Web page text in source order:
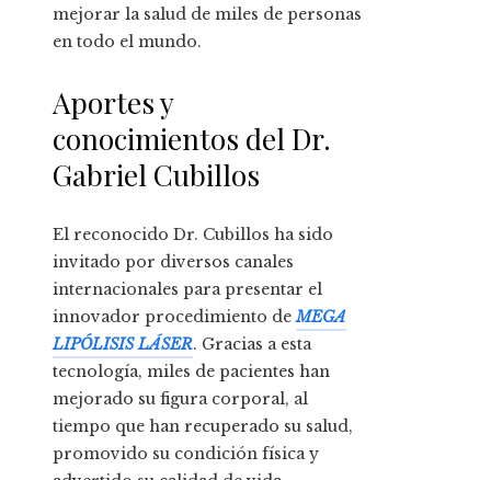
mejorar la salud de miles de personas
en todo el mundo.
Aportes y
conocimientos del Dr.
Gabriel Cubillos
El reconocido Dr. Cubillos ha sido
invitado por diversos canales
internacionales para presentar el
innovador procedimiento deMEGA
LIPÓLISIS LÁSER. Gracias a esta
tecnología, miles de pacientes han
mejorado su figura corporal, al
tiempo que han recuperado su salud,
promovido su condición física y